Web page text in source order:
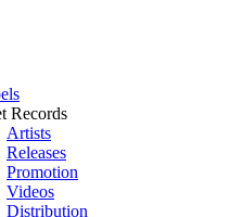
Records
Artists
Releases
Promotion
Videos
Distribution